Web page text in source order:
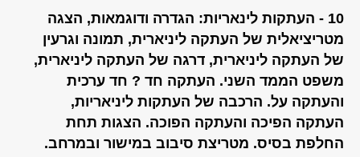
10 - העתקות לינאריות: הגדרה ודוגמאות, הצגה
מטריציאלית של העתקה ליניארית, תמונה וגרעין
של העתקה ליניארית, דרגה של העתקה ליניארית,
משפט הממד השני. העתקה חד ? חד ערכית
והעתקה על. הרכבה של העתקות ליניאריות,
העתקה הפיכה והעתקה הפוכה. הצגות תחת
החלפת בסיס. מטריצת סיבוב במישור ובמרחב.